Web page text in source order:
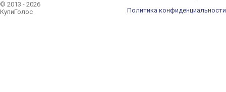
© 2013 - 2026
КупиГолос
Политика конфиденциальности